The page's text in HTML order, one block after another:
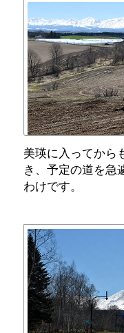
美瑛に入ってから
き、予定の道を急
わけです。